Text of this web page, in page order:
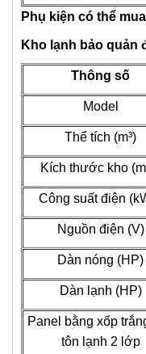
Phụ kiện có thể
Kho lạnh bảo quản
Thông số
Model
Thể tích (m³)
Kích thước kho
Công suất điện
Nguồn điện (V)
Dàn nóng (HP)
Dàn lạnh (HP)
Panel bằng xốp
tôn lạnh 2 lớp